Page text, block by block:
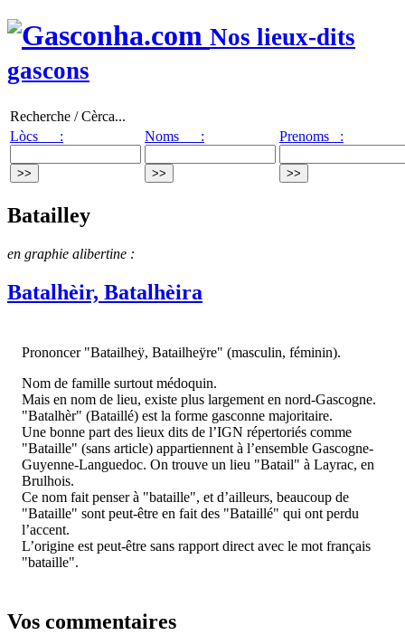
Nos lieux-dits
gascons
Recherche / Cèrca...
Lòcs :
Noms : Prenoms :
Batailley
en graphie alibertine :
Batalhèir, Batalhèira
Prononcer "Batailheÿ, Batailheÿre" (masculin, féminin).
Nom de famille surtout médoquin.
Mais en nom de lieu, existe plus largement en nord-Gascogne.
"Batalhèr" (Bataillé) est la forme gasconne majoritaire.
Une bonne part des lieux dits de l’IGN répertoriés comme
"Bataille" (sans article) appartiennent à l’ensemble Gascogne-
Guyenne-Languedoc. On trouve un lieu "Batail" à Layrac, en
Brulhois.
Ce nom fait penser à "bataille", et d’ailleurs, beaucoup de
"Bataille" sont peut-être en fait des "Bataillé" qui ont perdu
l’accent.
L’origine est peut-être sans rapport direct avec le mot français
"bataille".
Vos commentaires